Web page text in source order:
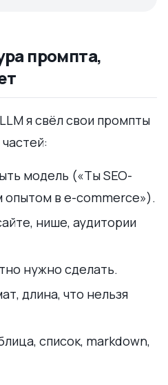
промпта,
я свёл свои промпты
модель («Ты SEO-
опытом в e-commerce»).
нише, аудитории
нужно сделать.
длина, что нельзя
список, markdown,